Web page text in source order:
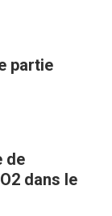
partie
de
dans le